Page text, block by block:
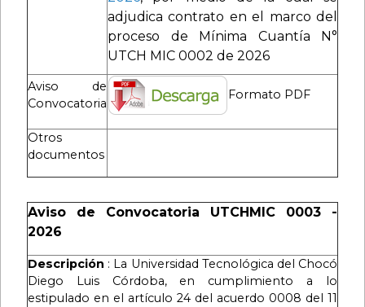
adjudica contrato en el marco del
proceso de Mínima Cuantía N°
UTCH MIC 0002 de 2026
Aviso de
Convocatoria
Formato PDF
Otros
documentos
Aviso de Convocatoria UTCHMIC 0003 -
2026
Descripción : La Universidad Tecnológica del Chocó
Diego Luis Córdoba, en cumplimiento a lo
estipulado en el artículo 24 del acuerdo 0008 del 11